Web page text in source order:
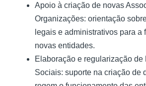
Apoio à criação de novas
Organizações: orientação
legais e administrativos para a
novas entidades.
Elaboração e regularização de
Sociais: suporte na criação de